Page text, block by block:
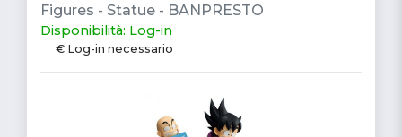
Figures - Statue - BANPRESTO
Disponibilità: Log-in
€ Log-in necessario